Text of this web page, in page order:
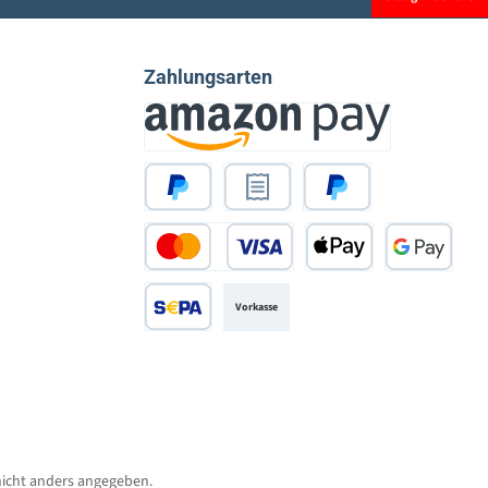
Zahlungsarten
Vorkasse
Amazon Pay
PayPal RechnungskaufSpäter Bezahlen
Kredit- oder Debitkarte
anders angegeben.